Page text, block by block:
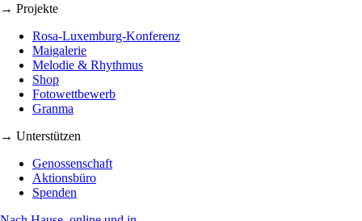
→ Projekte
Rosa-Luxemburg-Konferenz
Maigalerie
Melodie & Rhythmus
Shop
Fotowettbewerb
Granma
→ Unterstützen
Genossenschaft
Aktionsbüro
Spenden